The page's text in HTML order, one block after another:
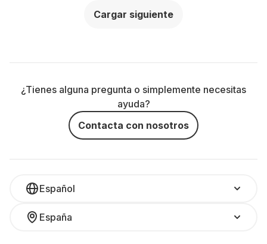
Cargar siguiente
¿Tienes alguna pregunta o simplemente necesitas
ayuda?
Contacta con nosotros
Español
España